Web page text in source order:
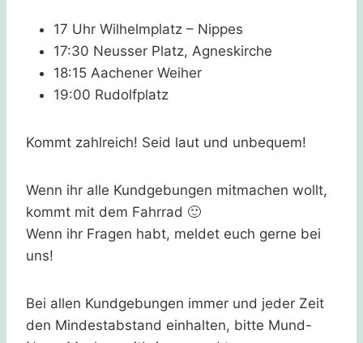
17 Uhr Wilhelmplatz – Nippes
17:30 Neusser Platz, Agneskirche
18:15 Aachener Weiher
19:00 Rudolfplatz
Kommt zahlreich! Seid laut und unbequem!
Wenn ihr alle Kundgebungen mitmachen wollt,
kommt mit dem Fahrrad 🙂
Wenn ihr Fragen habt, meldet euch gerne bei
uns!
Bei allen Kundgebungen immer und jeder Zeit
den Mindestabstand einhalten, bitte Mund-